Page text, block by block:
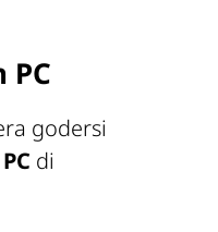
PC
godersi
PC di